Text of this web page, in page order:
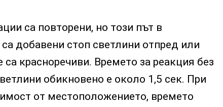
са повторени, но този път в
добавени стоп светлини отпред или
са красноречиви. Времето за реакция без
обикновено е около 1,5 сек. При
от местоположението, времето